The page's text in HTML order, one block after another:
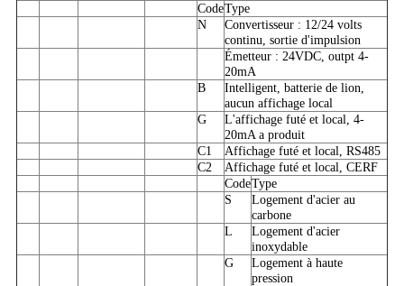
CodeType
N
Convertisseur : 12/24 volts
continu, sortie d'impulsion
Émetteur : 24VDC, outpt 4-
20mA
B
Intelligent, batterie de lion,
aucun affichage local
G
L'affichage futé et local, 4-
20mA a produit
C1
Affichage futé et local, RS485
C2
Affichage futé et local, CERF
CodeType
S
Logement d'acier au
carbone
L
Logement d'acier
inoxydable
G
Logement à haute
pression